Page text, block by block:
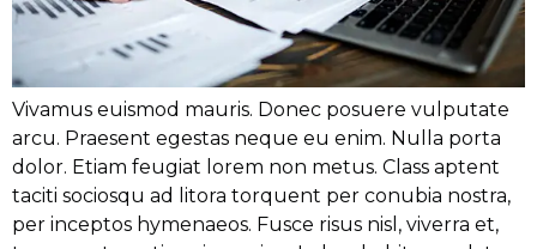
Vivamus euismod mauris. Donec posuere vulputate
arcu. Praesent egestas neque eu enim. Nulla porta
dolor. Etiam feugiat lorem non metus. Class aptent
taciti sociosqu ad litora torquent per conubia nostra,
per inceptos hymenaeos. Fusce risus nisl, viverra et,